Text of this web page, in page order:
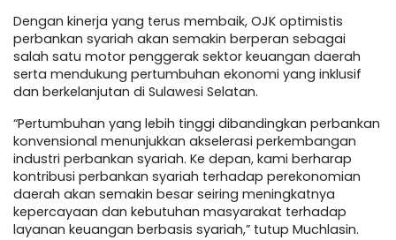
Dengan kinerja yang terus membaik, OJK optimistis
perbankan syariah akan semakin berperan sebagai
salah satu motor penggerak sektor keuangan daerah
serta mendukung pertumbuhan ekonomi yang inklusif
dan berkelanjutan di Sulawesi Selatan.
“Pertumbuhan yang lebih tinggi dibandingkan perbankan
konvensional menunjukkan akselerasi perkembangan
industri perbankan syariah. Ke depan, kami berharap
kontribusi perbankan syariah terhadap perekonomian
daerah akan semakin besar seiring meningkatnya
kepercayaan dan kebutuhan masyarakat terhadap
layanan keuangan berbasis syariah,” tutup Muchlasin.